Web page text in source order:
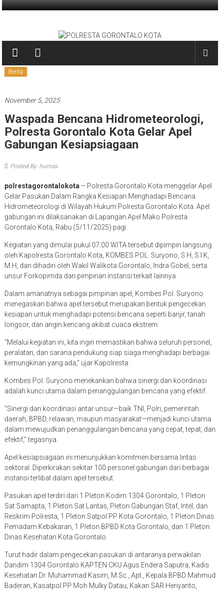
Skip
POLRESTA
GORONTALO
KOTA
Berita
November 5, 2025
Waspada Bencana Hidrometeorologi,
Polresta Gorontalo Kota Gelar Apel
Gabungan Kesiapsiagaan
Posted By: humas
polrestagorontalokota – Polresta Gorontalo Kota menggelar Apel
Gelar Pasukan Dalam Rangka Kesiapan Menghadapi Bencana
Hidrometeorologi di Wilayah Hukum Polresta Gorontalo Kota. Apel
gabungan ini dilaksanakan di Lapangan Apel Mako Polresta
Gorontalo Kota, Rabu (5/11/2025) pagi.
Kegiatan yang dimulai pukul 07.00 WITA tersebut dipimpin langsung
oleh Kapolresta Gorontalo Kota, KOMBES POL. Suryono, S.H, S.I.K,
M.H, dan dihadiri oleh Wakil Walikota Gorontalo, Indra Gobel, serta
unsur Forkopimda dan pimpinan instansi terkait lainnya.
Dalam amanatnya sebagai pimpinan apel, Kombes Pol. Suryono
menegaskan bahwa apel tersebut merupakan bentuk pengecekan
kesiapan untuk menghadapi potensi bencana seperti banjir, tanah
longsor, dan angin kencang akibat cuaca ekstrem.
“Melalui kegiatan ini, kita ingin memastikan bahwa seluruh personel,
peralatan, dan sarana pendukung siap siaga menghadapi berbagai
kemungkinan yang ada,” ujar Kapolresta.
Kombes Pol. Suryono menekankan bahwa sinergi dan koordinasi
adalah kunci utama dalam penanggulangan bencana yang efektif.
“Sinergi dan koordinasi antar unsur—baik TNI, Polri, pemerintah
daerah, BPBD, relawan, maupun masyarakat—menjadi kunci utama
dalam mewujudkan penanggulangan bencana yang cepat, tepat, dan
efektif,” tegasnya.
Apel kesiapsiagaan ini menunjukkan komitmen bersama lintas
sektoral. Diperkirakan sekitar 100 personel gabungan dari berbagai
instansi terlibat dalam apel tersebut.
Pasukan apel terdiri dari 1 Pleton Kodim 1304 Gorontalo, 1 Pleton
Sat Samapta, 1 Pleton Sat Lantas, Pleton Gabungan Staf, Intel, dan
Reskrim Polresta, 1 Pleton Satpol PP Kota Gorontalo, 1 Pleton Dinas
Pemadam Kebakaran, 1 Pleton BPBD Kota Gorontalo, dan 1 Pleton
Dinas Kesehatan Kota Gorontalo.
Turut hadir dalam pengecekan pasukan di antaranya perwakilan
Dandim 1304 Gorontalo KAPTEN CKU Agus Endera Saputra, Kadis
Kesehatan Dr. Muhammad Kasim, M.Sc., Apt., Kepala BPBD Mahmud
Baderan, Kasatpol PP Moh Mulky Datau, Kakan SAR Heriyanto,